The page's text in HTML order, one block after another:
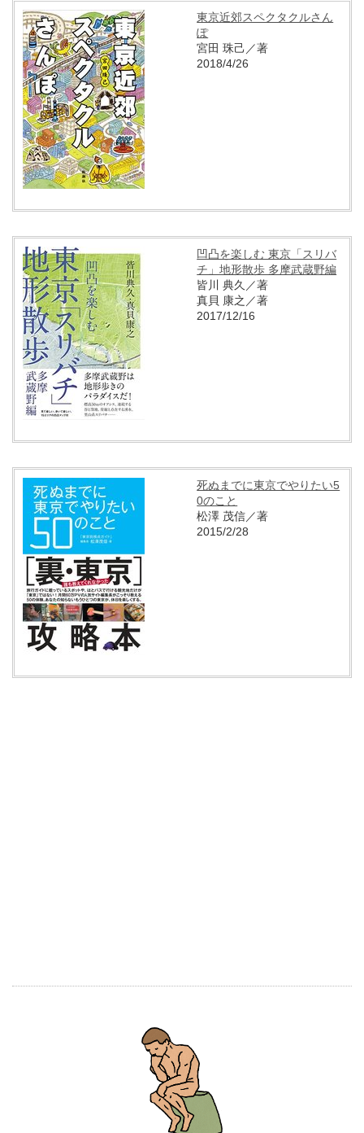
東京近郊スペクタクルさん
ぽ
宮田 珠己／著
2018/4/26
凹凸を楽しむ 東京「スリバ
チ」地形散歩 多摩武蔵野編
皆川 典久／著
真貝 康之／著
2017/12/16
死ぬまでに東京でやりたい5
0のこと
松澤 茂信／著
2015/2/28